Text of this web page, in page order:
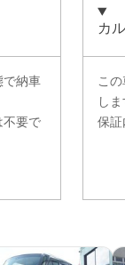
で納車
不要で
カ
こ
しま
保証